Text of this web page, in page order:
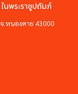
นพระราชูปถัมภ์
.หนองคาย 43000